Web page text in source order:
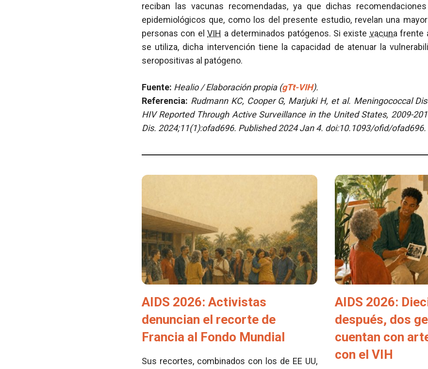
reciban las vacunas recomendadas, ya que dichas
epidemiológicos que, como los del presente estudio, revelan una
personas con elVIH a determinados patógenos. Si existe vacuna frente
se utiliza, dicha intervención tiene la capacidad de atenuar la
seropositivas al patógeno.
Fuente: Healio / Elaboración propia (gTt-VIH).
Referencia: Rudmann KC, Cooper G, Marjuki H, et al. Meningococcal
HIV Reported Through Active Surveillance in the United States, 2009-
Dis. 2024;11(1):ofad696. Published 2024 Jan 4. doi:10.1093/ofid/ofad696.
AIDS 2026: Activistas
denuncian el recorte de
Francia al Fondo Mundial
Sus recortes, combinados con los de EE UU,
AIDS 2026:
después, dos
cuentan con
con el VIH